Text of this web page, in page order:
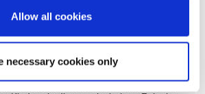
Allow all cookies
necessary cookies only
durften in diesem Jahr bereits im
hatten die Gelegenheit, die Häuser zu
die die Kinder erlebt haben, haben
nachdenklich gemacht. „Es ist uns daher